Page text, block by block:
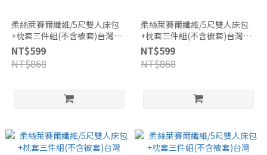
柔絲萊賽爾纖維/5尺雙人床包
+枕套三件組(不含被套)台灣
製/HT066
NT$599
NT$868
柔絲萊賽爾纖維/5尺雙人床包
+枕套三件組(不含被套)台灣
製/HT067
NT$599
NT$868